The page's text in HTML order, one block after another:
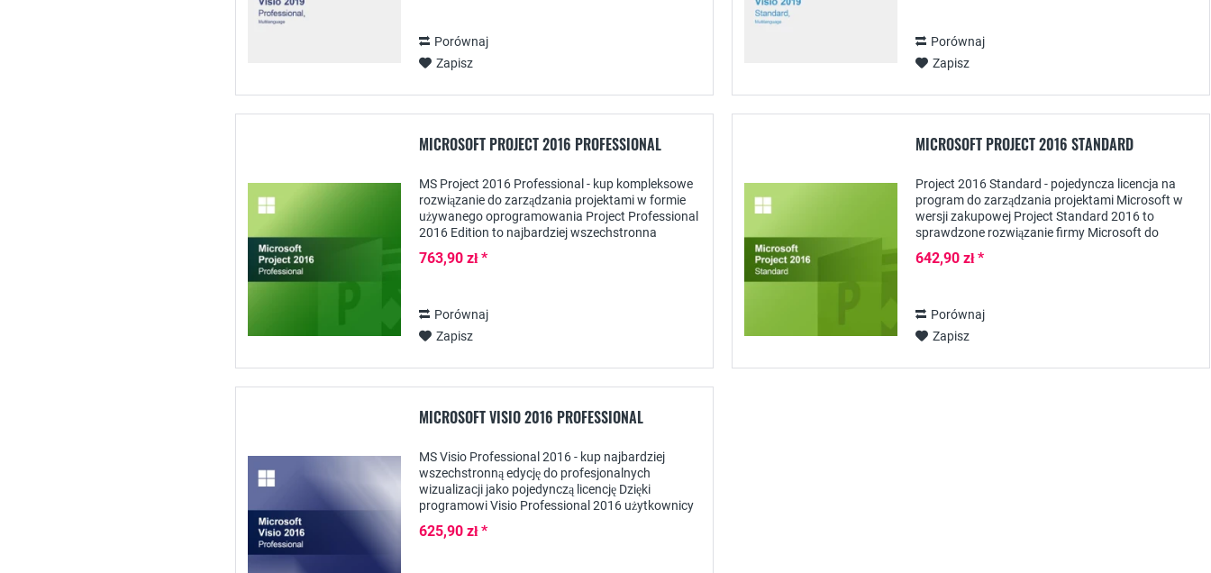
Porównaj
Zapisz
Porównaj
Zapisz
MICROSOFT PROJECT 2016 PROFESSIONAL
MS Project 2016 Professional - kup kompleksowe
rozwiązanie do zarządzania projektami w formie
używanego oprogramowania Project Professional
2016 Edition to najbardziej wszechstronna
przez...
763,90 zł *
Porównaj
Zapisz
MICROSOFT PROJECT 2016 STANDARD
Project 2016 Standard - pojedyncza licencja na
program do zarządzania projektami Microsoft w
wersji zakupowej Project Standard 2016 to
sprawdzone rozwiązanie firmy Microsoft do
dokumentowania...
642,90 zł *
Porównaj
Zapisz
MICROSOFT VISIO 2016 PROFESSIONAL
MS Visio Professional 2016 - kup najbardziej
wszechstronną edycję do profesjonalnych
wizualizacji jako pojedynczą licencję Dzięki
programowi Visio Professional 2016 użytkownicy
szablonów do...
625,90 zł *